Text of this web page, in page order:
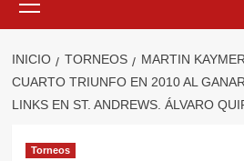
primario
INICIO TORNEOS
MARTIN
CUARTO TRIUNFO EN 2010 AL
LINKS EN ST. ANDREWS. ÁLVARO
Torneos